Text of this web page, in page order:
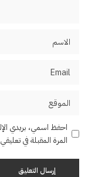
احفظ اسمي، بريدي
المرة المقبلة في